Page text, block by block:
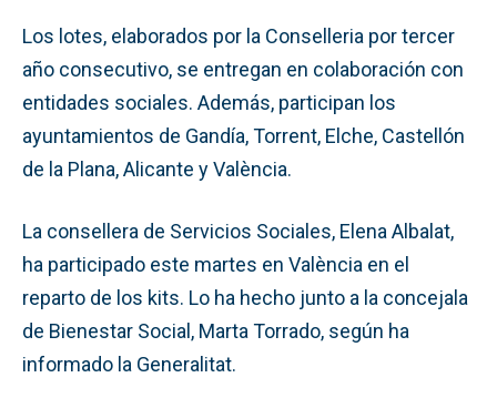
Los lotes, elaborados por la Conselleria por tercer
año consecutivo, se entregan en colaboración con
entidades sociales. Además, participan los
ayuntamientos de Gandía, Torrent, Elche, Castellón
de la Plana, Alicante y València.
La consellera de Servicios Sociales, Elena Albalat,
ha participado este martes en València en el
reparto de los kits. Lo ha hecho junto a la concejala
de Bienestar Social, Marta Torrado, según ha
informado la Generalitat.